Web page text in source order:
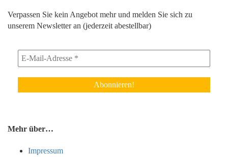
Verpassen Sie kein Angebot mehr und melden Sie sich zu
unserem Newsletter an (jederzeit abestellbar)
Mehr über…
Impressum